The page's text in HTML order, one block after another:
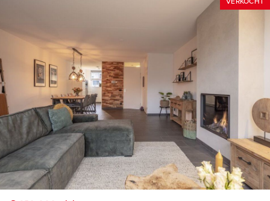
gemeente. Door de status van “Nationaal Landschap” is haar
door de versterking van natuurwaarden zal het er altijd goed
wonen blijven.
WESTMAAS
Westmaas is een prettig overzichtelijk dorp, direct gelegen
aan de prachtige Binnenmaas met haventje en strandje.
Eigenlijk alles is wel op loopafstand, zoals een tenniscomplex,
openbaar vervoer, goed geleide scholen, kinderdagverblijf en
winkels voor de dagelijkse behoeften. Het dorp heeft nog een
middenstand om trots op te zijn en waar service heel gewoon